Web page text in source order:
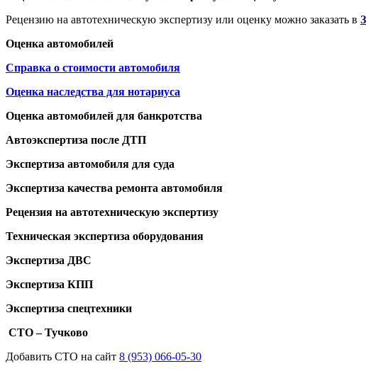
Рецензию на автотехническую экспертизу или оценку можно заказать в
Оценка автомобилей
Справка о стоимости автомобиля
Оценка наследства для нотариуса
Оценка автомобилей для банкротства
Автоэкспертиза после ДТП
Экспертиза автомобиля для суда
Экспертиза качества ремонта автомобиля
Рецензия на автотехническую экспертизу
Техническая экспертиза оборудования
Экспертиза ДВС
Экспертиза КПП
Экспертиза спецтехники
СТО – Тучково
Добавить СТО на сайт 8 (953) 066-05-30